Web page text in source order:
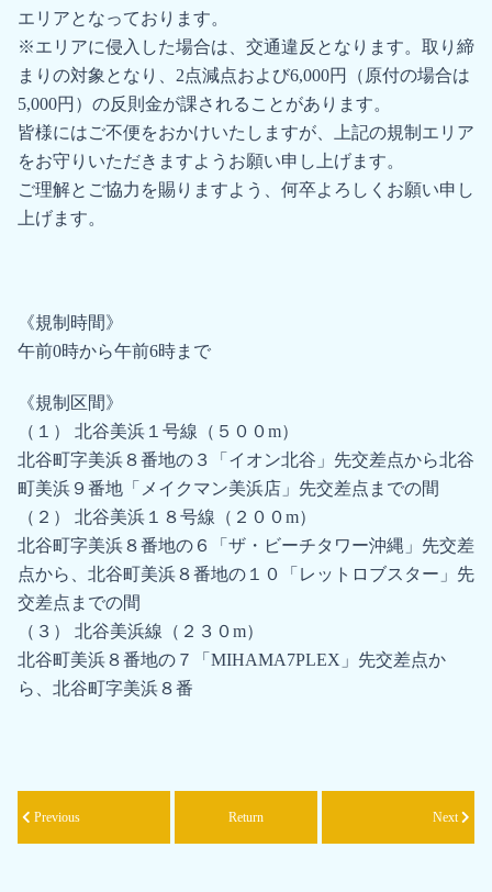
エリアとなっております。
※エリアに侵入した場合は、交通違反となります。取り締
まりの対象となり、2点減点および6,000円（原付の場合は
5,000円）の反則金が課されることがあります。
皆様にはご不便をおかけいたしますが、上記の規制エリア
をお守りいただきますようお願い申し上げます。
ご理解とご協力を賜りますよう、何卒よろしくお願い申し
上げます。
《規制時間》
午前0時から午前6時まで
《規制区間》
（１） 北谷美浜１号線（５００m）
北谷町字美浜８番地の３「イオン北谷」先交差点から北谷
町美浜９番地「メイクマン美浜店」先交差点までの間
（２） 北谷美浜１８号線（２００m）
北谷町字美浜８番地の６「ザ・ビーチタワー沖縄」先交差
点から、北谷町美浜８番地の１０「レットロブスター」先
交差点までの間
（３） 北谷美浜線（２３０m）
北谷町美浜８番地の７「MIHAMA7PLEX」先交差点か
ら、北谷町字美浜８番
Previous Return Next